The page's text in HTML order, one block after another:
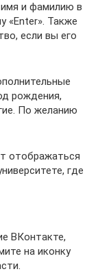
и фамилию в
«Enter». Также
если вы его
рождения,
По желанию
отображаться
где
ВКонтакте,
на иконку